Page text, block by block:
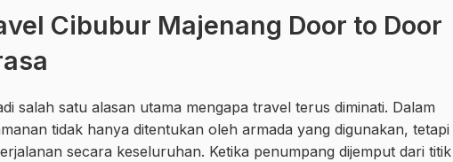
Cibubur Majenang Door to Door
salah satu alasan utama mengapa travel terus diminati. Dalam
tidak hanya ditentukan oleh armada yang digunakan, tetapi
secara keseluruhan. Ketika penumpang dijemput dari titik